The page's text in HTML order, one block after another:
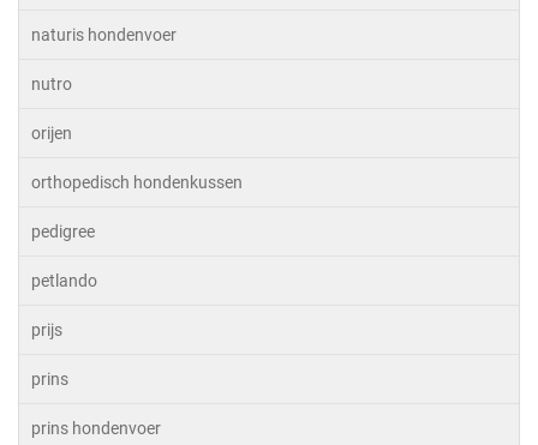
naturis hondenvoer
nutro
orijen
orthopedisch hondenkussen
pedigree
petlando
prijs
prins
prins hondenvoer